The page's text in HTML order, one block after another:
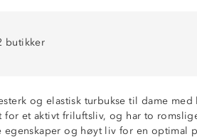
butikker
og elastisk turbukse til dame med
for et aktivt friluftsliv, og har to
og høyt liv for en optimal